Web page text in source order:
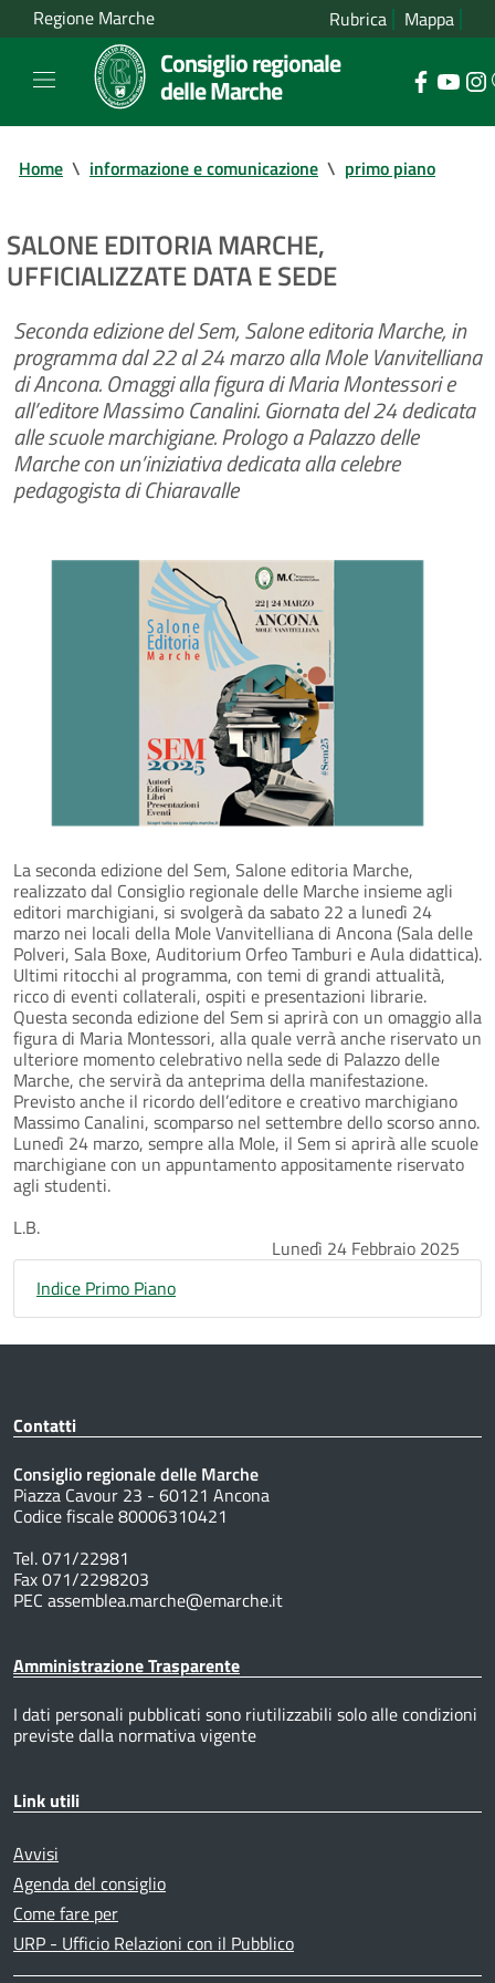
Regione Marche Rubrica Mappa
Consiglio regionale
delle Marche
Home \ informazione e comunicazione \ primo piano
SALONE EDITORIA MARCHE,
UFFICIALIZZATE DATA E SEDE
Seconda edizione del Sem, Salone editoria Marche, in
programma dal 22 al 24 marzo alla Mole Vanvitelliana
di Ancona. Omaggi alla figura di Maria Montessori e
all’editore Massimo Canalini. Giornata del 24 dedicata
alle scuole marchigiane. Prologo a Palazzo delle
Marche con un’iniziativa dedicata alla celebre
pedagogista di Chiaravalle
La seconda edizione del Sem, Salone editoria Marche,
realizzato dal Consiglio regionale delle Marche insieme agli
editori marchigiani, si svolgerà da sabato 22 a lunedì 24
marzo nei locali della Mole Vanvitelliana di Ancona (Sala delle
Polveri, Sala Boxe, Auditorium Orfeo Tamburi e Aula didattica).
Ultimi ritocchi al programma, con temi di grandi attualità,
ricco di eventi collaterali, ospiti e presentazioni librarie.
Questa seconda edizione del Sem si aprirà con un omaggio alla
figura di Maria Montessori, alla quale verrà anche riservato un
ulteriore momento celebrativo nella sede di Palazzo delle
Marche, che servirà da anteprima della manifestazione.
Previsto anche il ricordo dell’editore e creativo marchigiano
Massimo Canalini, scomparso nel settembre dello scorso anno.
Lunedì 24 marzo, sempre alla Mole, il Sem si aprirà alle scuole
marchigiane con un appuntamento appositamente riservato
agli studenti.
L.B.
Lunedì 24 Febbraio 2025
Indice Primo Piano
Contatti
Consiglio regionale delle Marche
Piazza Cavour 23 - 60121 Ancona
Codice fiscale 80006310421
Tel. 071/22981
Fax 071/2298203
PEC assemblea.marche@emarche.it
Amministrazione Trasparente
I dati personali pubblicati sono riutilizzabili solo alle condizioni
previste dalla normativa vigente
Link utili
Avvisi
Agenda del consiglio
Come fare per
URP - Ufficio Relazioni con il Pubblico